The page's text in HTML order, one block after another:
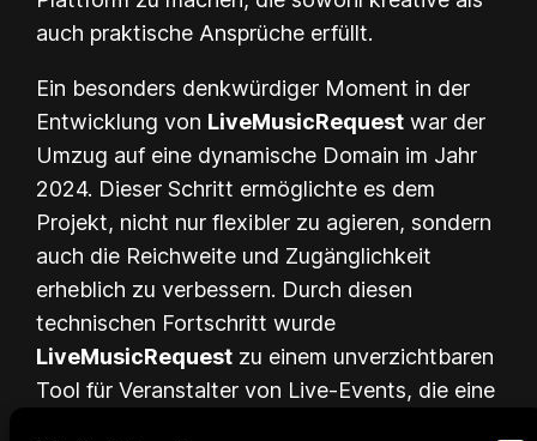
auch praktische Ansprüche erfüllt.
Ein besonders denkwürdiger Moment in der
Entwicklung von LiveMusicRequest war der
Umzug auf eine dynamische Domain im Jahr
2024. Dieser Schritt ermöglichte es dem
Projekt, nicht nur flexibler zu agieren, sondern
auch die Reichweite und Zugänglichkeit
erheblich zu verbessern. Durch diesen
technischen Fortschritt wurde
LiveMusicRequest zu einem unverzichtbaren
Tool für Veranstalter von Live-Events, die eine